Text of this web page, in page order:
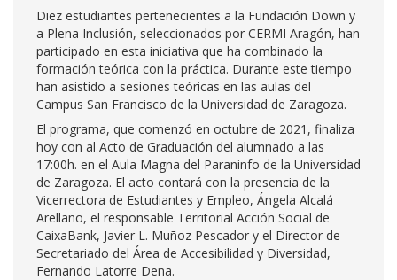
Diez estudiantes pertenecientes a la Fundación Down y
a Plena Inclusión, seleccionados por CERMI Aragón, han
participado en esta iniciativa que ha combinado la
formación teórica con la práctica. Durante este tiempo
han asistido a sesiones teóricas en las aulas del
Campus San Francisco de la Universidad de Zaragoza.
El programa, que comenzó en octubre de 2021, finaliza
hoy con al Acto de Graduación del alumnado a las
17:00h. en el Aula Magna del Paraninfo de la Universidad
de Zaragoza. El acto contará con la presencia de la
Vicerrectora de Estudiantes y Empleo, Ángela Alcalá
Arellano, el responsable Territorial Acción Social de
CaixaBank, Javier L. Muñoz Pescador y el Director de
Secretariado del Área de Accesibilidad y Diversidad,
Fernando Latorre Dena.